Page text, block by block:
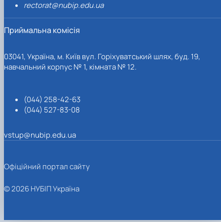
rectorat@nubip.edu.ua
Приймальна комісія
03041, Україна, м. Київ вул. Горіхуватський шлях, буд. 19,
навчальний корпус № 1, кімната № 12.
(044) 258-42-63
(044) 527-83-08
vstup@nubip.edu.ua
Офіційний портал сайту
© 2026 НУБІП Україна